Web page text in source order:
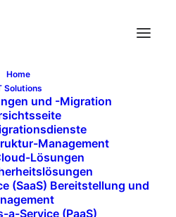
Home
Solutions
und -Migration
Management
Lösungen
(SaaS) Bereitstellung und
a-Service (PaaS)
–
UND
SPONTANE
eine kompakte, aber